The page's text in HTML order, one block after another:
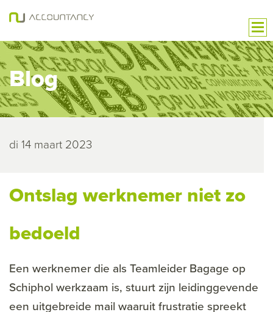
Blog
di 14 maart 2023
Ontslag werknemer niet zo
bedoeld
Een werknemer die als Teamleider Bagage op
Schiphol werkzaam is, stuurt zijn leidinggevende
een uitgebreide mail waaruit frustratie spreekt